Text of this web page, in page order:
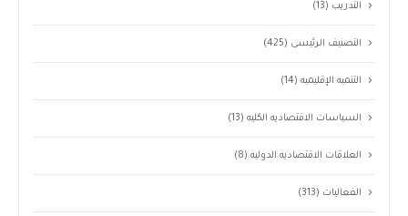
التدريب (13)
التصنيف الرئيسى (425)
التنميه الإقليميه(14)
السياسات الاقتصاديه الكليه(13)
العلاقات الاقتصاديه الدوليه(8)
الفعاليات (313)